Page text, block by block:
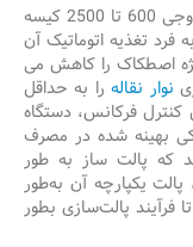
پالت ساز از محدوده عملکرد پایین تر، توان خروجی 600 تا 2500 کیسه
تغذیه اتوماتیک آن
اصطکاک را کاهش می
نوار نقالهرا به حداقل
کنترل فرکانس، دستگاه
بهینه شده در مصرف
که پالت ساز به طور
یکپارچه آن به‌طور
فرآیند پالت‌سازی بطور